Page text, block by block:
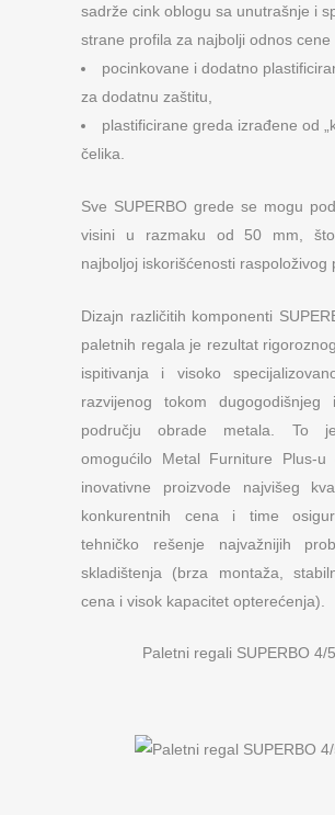
sadrže cink oblogu sa unutrašnje i
strane profila za najbolji odnos cene
pocinkovane i dodatno
za dodatnu zaštitu,
plastificirane greda izrađene od
čelika.
Sve SUPERBO grede se mogu
visini u razmaku od 50 mm, što
najboljoj iskorišćenosti raspoloživog
Dizajn različitih komponenti
paletnih regala je rezultat
ispitivanja i visoko
razvijenog tokom dugogodišnjeg
području obrade metala. To
omogućilo Metal Furniture Plus-u
inovativne proizvode najvišeg
konkurentnih cena i time
tehničko rešenje najvažnijih
skladištenja (brza montaža,
cena i visok kapacitet opterećenja).
Paletni regali SUPERBO 4/